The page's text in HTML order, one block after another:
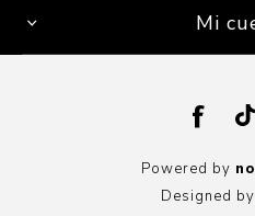
Mi
Powered by
Designed by